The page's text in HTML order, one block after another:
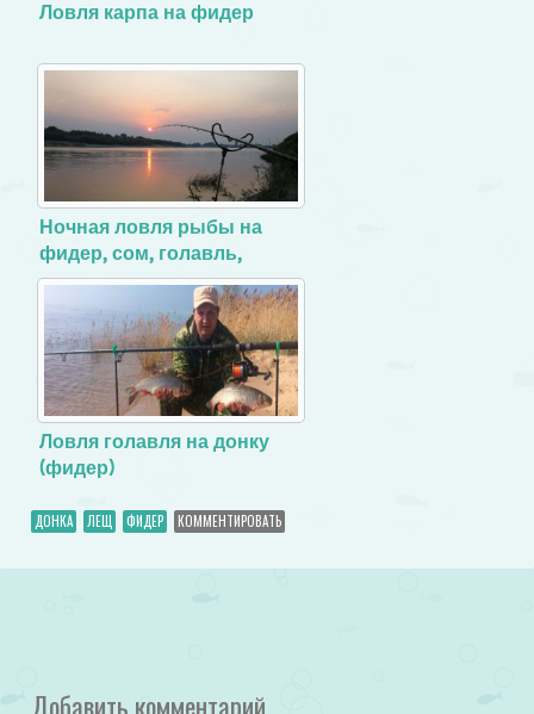
Ловля карпа на фидер
Ночная ловля рыбы на
фидер, сом, голавль,
налим и густера
Ловля голавля на донку
(фидер)
ДОНКА ЛЕЩ ФИДЕР КОММЕНТИРОВАТЬ
Добавить комментарий